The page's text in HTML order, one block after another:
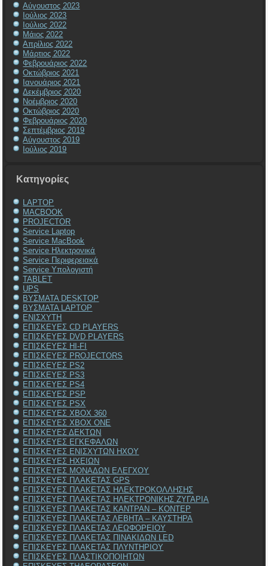
Αύγουστος 2023
Ιούλιος 2023
Ιούλιος 2022
Μάιος 2022
Απρίλιος 2022
Μάρτιος 2022
Φεβρουάριος 2022
Οκτώβριος 2021
Ιανουάριος 2021
Δεκέμβριος 2020
Νοέμβριος 2020
Οκτώβριος 2020
Φεβρουάριος 2020
Σεπτέμβριος 2019
Αύγουστος 2019
Ιούλιος 2019
Kατηγορίες
LAPTOP
MACBOOK
PROJECTOR
Service Laptop
Service MacBook
Service Ηλεκτρονικά
Service Περιφερειακά
Service Υπολογιστή
TABLET
UPS
ΒΥΣΜΑΤΑ DESKTOP
ΒΥΣΜΑΤΑ LAPTOP
ΕΝΙΣΧΥΤΗ
ΕΠΙΣΚΕΥΕΣ CD PLAYERS
ΕΠΙΣΚΕΥΕΣ DVD PLAYERS
ΕΠΙΣΚΕΥΕΣ HI-FI
ΕΠΙΣΚΕΥΕΣ PROJECTORS
ΕΠΙΣΚΕΥΕΣ PS2
ΕΠΙΣΚΕΥΕΣ PS3
ΕΠΙΣΚΕΥΕΣ PS4
ΕΠΙΣΚΕΥΕΣ PSP
ΕΠΙΣΚΕΥΕΣ PSX
ΕΠΙΣΚΕΥΕΣ XBOX 360
ΕΠΙΣΚΕΥΕΣ XBOX ONE
ΕΠΙΣΚΕΥΕΣ ΔΕΚΤΩΝ
ΕΠΙΣΚΕΥΕΣ ΕΓΚΕΦΑΛΩΝ
ΕΠΙΣΚΕΥΕΣ ΕΝΙΣΧΥΤΩΝ ΗΧΟΥ
ΕΠΙΣΚΕΥΕΣ ΗΧΕΙΩΝ
ΕΠΙΣΚΕΥΕΣ ΜΟΝΑΔΩΝ ΕΛΕΓΧΟΥ
ΕΠΙΣΚΕΥΕΣ ΠΛΑΚΕΤΑΣ GPS
ΕΠΙΣΚΕΥΕΣ ΠΛΑΚΕΤΑΣ ΗΛΕΚΤΡΟΚΟΛΛΗΣΗΣ
ΕΠΙΣΚΕΥΕΣ ΠΛΑΚΕΤΑΣ ΗΛΕΚΤΡΟΝΙΚΗΣ ΖΥΓΑΡΙΑ
ΕΠΙΣΚΕΥΕΣ ΠΛΑΚΕΤΑΣ ΚΑΝΤΡΑΝ – ΚΟΝΤΕΡ
ΕΠΙΣΚΕΥΕΣ ΠΛΑΚΕΤΑΣ ΛΕΒΗΤΑ – ΚΑΥΣΤΗΡΑ
ΕΠΙΣΚΕΥΕΣ ΠΛΑΚΕΤΑΣ ΛΕΩΦΟΡΕΙΟΥ
ΕΠΙΣΚΕΥΕΣ ΠΛΑΚΕΤΑΣ ΠΙΝΑΚΙΔΩΝ LED
ΕΠΙΣΚΕΥΕΣ ΠΛΑΚΕΤΑΣ ΠΛΥΝΤΗΡΙΟΥ
ΕΠΙΣΚΕΥΕΣ ΠΛΑΣΤΙΚΟΠΟΙΗΤΩΝ